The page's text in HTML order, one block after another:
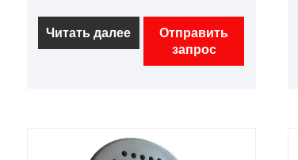
3K в Китае. С высоким качеством,
конкурентоспособной ценой. мы
ориентируемся на дизайн и
для тенниса и т. д.
Читать далее
Отправить
запрос